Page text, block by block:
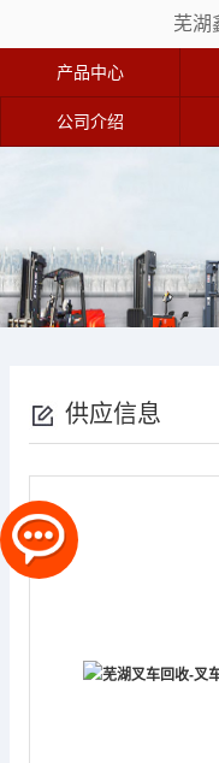
芜湖
产品中心
公司介绍
供应信息